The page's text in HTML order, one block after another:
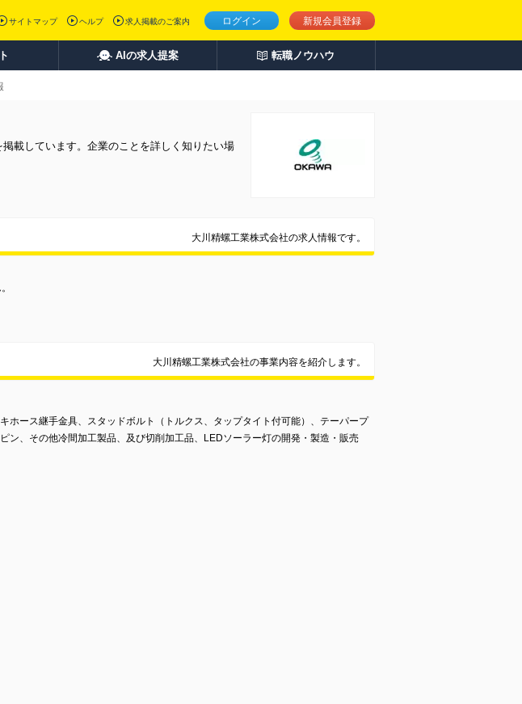
ログイン 新規会員登録
サイトマップ ヘルプ 求人掲載のご案内
AIの求人提案 転職ノウハウ
載しています。企業のことを詳しく知りたい場
大川精螺工業株式会社の求人情報です。
大川精螺工業株式会社の事業内容を紹介します。
ホース継手金具、スタッドボルト（トルクス、タップタイト付可能）、テーパープ
ン、その他冷間加工製品、及び切削加工品、LEDソーラー灯の開発・製造・販売